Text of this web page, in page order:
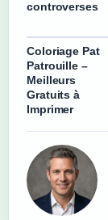
controverses
Coloriage Pat
Patrouille –
Meilleurs
Gratuits à
Imprimer